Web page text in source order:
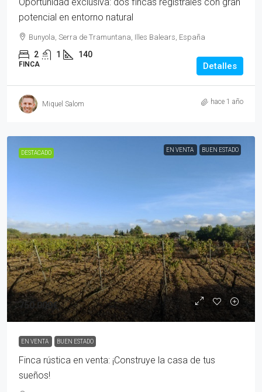
potencial en entorno natural
Bunyola, Serra de Tramuntana, Illes Balears, España
2 1 140
FINCA Detalles
Miquel Salom hace 1 año
DESTACADO EN VENTA BUEN ESTADO
750.000€
EN VENTA BUEN ESTADO
Finca rústica en venta: ¡Construye la casa de tus
sueños!